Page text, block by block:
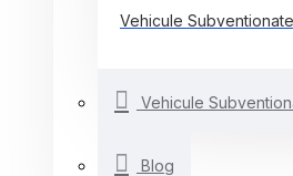
Vehicule
Vehicule
Blog